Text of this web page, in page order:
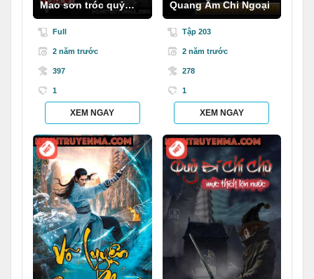
Mao sơn tróc quỷ
nhânFull
2 năm trước
397
1
XEM NGAY
Quang Âm Chi Ngoại
Tập 203
2 năm trước
278
1
XEM NGAY